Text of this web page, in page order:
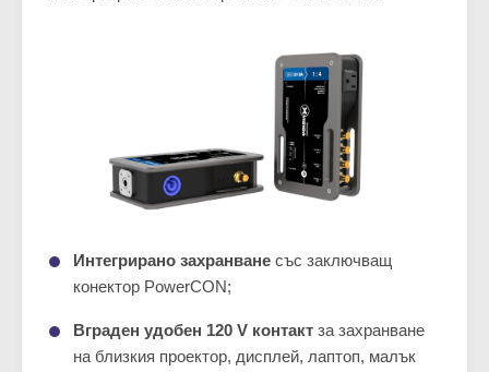
Интегрирано захранване със заключващ
конектор PowerCON;
Вграден удобен 120 V контакт за захранване
на близкия проектор, дисплей, лаптоп, малък